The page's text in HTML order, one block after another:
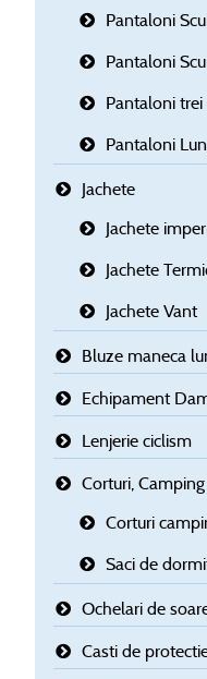
Pantaloni
Pantaloni
Pantaloni trei
Pantaloni
Jachete
Jachete
Jachete
Jachete Vant
Bluze maneca
Echipament
Lenjerie ciclism
Corturi,
Corturi
Saci de
Ochelari de
Casti de